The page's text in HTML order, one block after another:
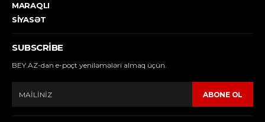
MARAQLI
SIYASƏT
SUBSCRIBE
BEY.AZ-dan e-poçt yeniləmələri almaq üçün.
ABONE OL